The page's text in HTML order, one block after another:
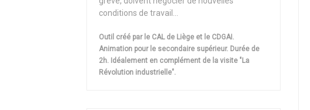
conditions de travail...
Outil créé par le CAL de Liège et le CDGAI.
Animation pour le secondaire supérieur. Durée de
2h. Idéalement en complément de la visite "La
Révolution industrielle".